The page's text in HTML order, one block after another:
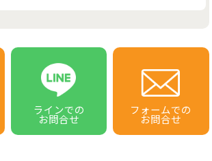
ラインでの
お問合せ
フォームでの
お問合せ